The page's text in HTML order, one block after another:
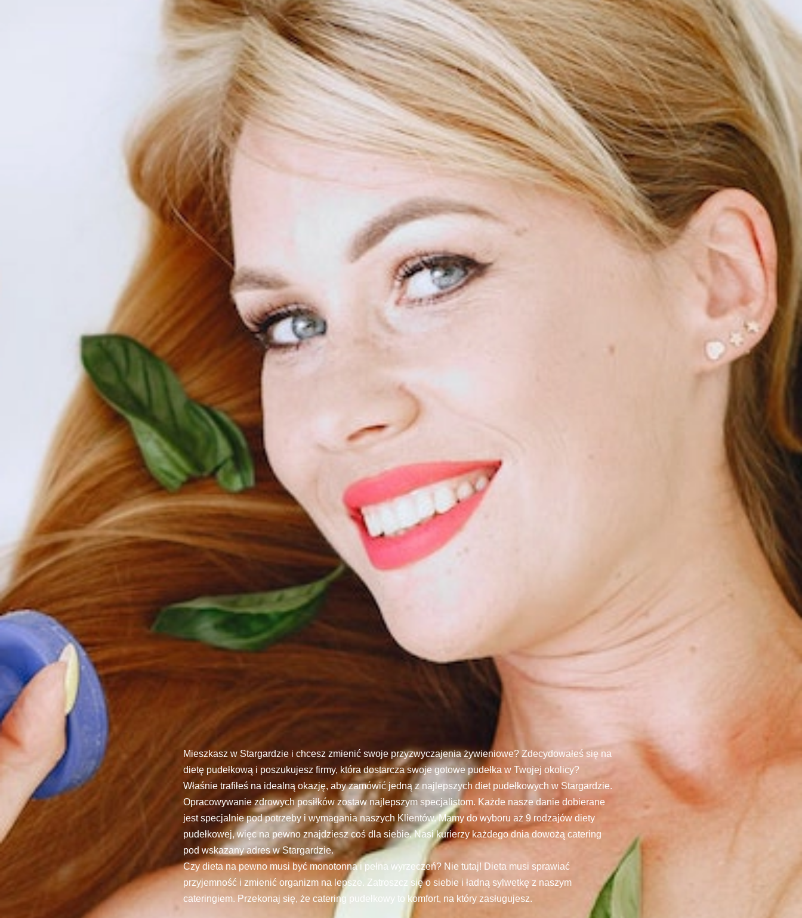
Mieszkasz w Stargardzie i chcesz zmienić swoje przyzwyczajenia żywieniowe? Zdecydowałeś się na
dietę pudełkową i poszukujesz firmy, która dostarcza swoje gotowe pudełka w Twojej okolicy?
Właśnie trafiłeś na idealną okazję, aby zamówić jedną z najlepszych diet pudełkowych w Stargardzie.
Opracowywanie zdrowych posiłków zostaw najlepszym specjalistom. Każde nasze danie dobierane
jest specjalnie pod potrzeby i wymagania naszych Klientów. Mamy do wyboru aż 9 rodzajów diety
pudełkowej, więc na pewno znajdziesz coś dla siebie. Nasi kurierzy każdego dnia dowożą catering
pod wskazany adres w Stargardzie.
Czy dieta na pewno musi być monotonna i pełna wyrzeczeń? Nie tutaj! Dieta musi sprawiać
przyjemność i zmienić organizm na lepsze. Zatroszcz się o siebie i ładną sylwetkę z naszym
cateringiem. Przekonaj się, że catering pudełkowy to komfort, na który zasługujesz.